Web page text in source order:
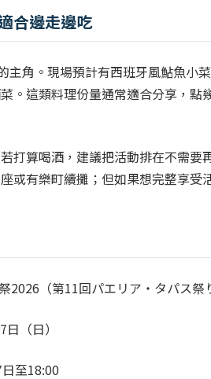
合邊走邊吃
主角。現場預計有西班牙風鮎魚小
。這類料理份量通常適合分享，點
打算喝酒，建議把活動排在不需要
或有樂町續攤；但如果想完整享受
2026（第11回パエリア・タパス祭
（日）
至18:00